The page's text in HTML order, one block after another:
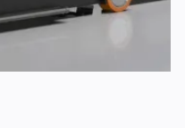
solución